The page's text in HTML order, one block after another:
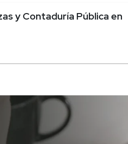
y Contaduría Pública en